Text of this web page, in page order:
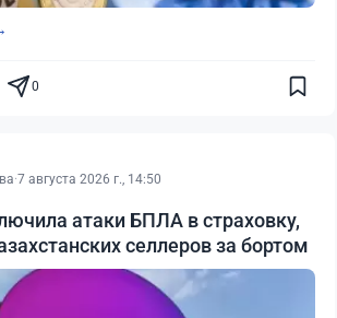
0
·7 августа 2026 г., 14:50
атаки БПЛА в страховку,
селлеров за бортом